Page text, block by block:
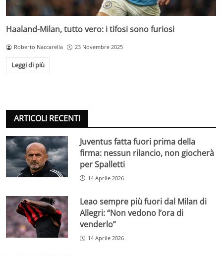
Haaland-Milan, tutto vero: i tifosi sono furiosi
Roberto Naccarella 23 Novembre 2025
Leggi di più
ARTICOLI RECENTI
Juventus fatta fuori prima della
firma: nessun rilancio, non giocherà
per Spalletti
14 Aprile 2026
Leao sempre più fuori dal Milan di
Allegri: “Non vedono l’ora di
venderlo”
14 Aprile 2026